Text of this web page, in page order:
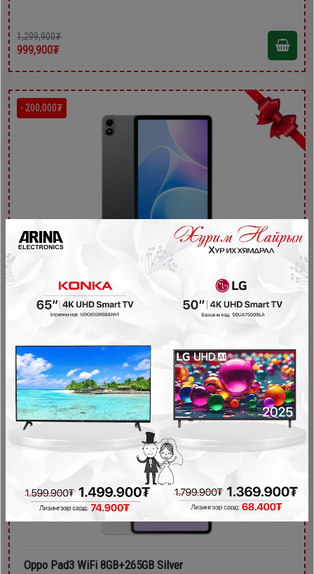
1,299,900₮
999,900₮
- 200,000₮
Infinix Xpad20 Cellular 8GB/256GB
999,900₮
- 100,000₮
Oppo Pad3 WiFi 8GB+265GB Silver